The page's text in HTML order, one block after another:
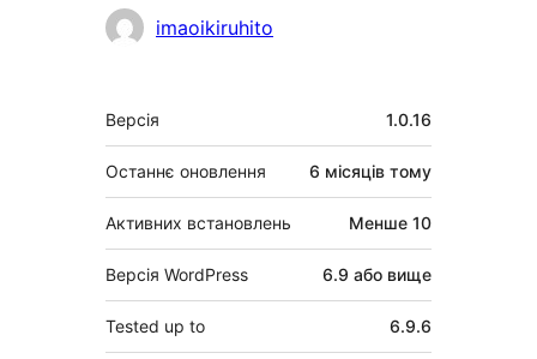
Учасникиimaoikiruhito
Мета
Версія 1.0.16
Останнє оновлення 6 місяців тому
Активних встановлень Менше 10
Версія WordPress 6.9 або вище
Tested up to 6.9.6